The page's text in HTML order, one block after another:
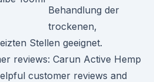
Behandlung der
trockenen,
Stellen geeignet.
reviews: Carun Active Hemp
customer reviews and